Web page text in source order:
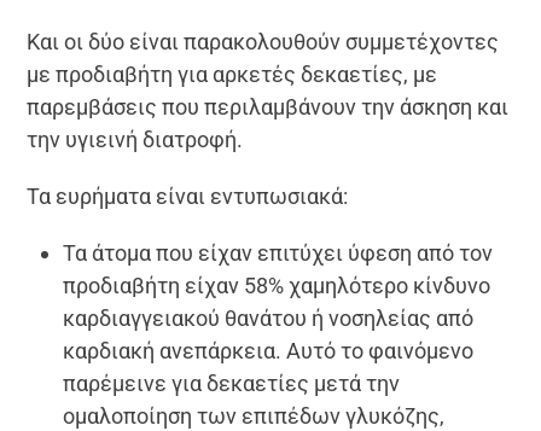
Και οι δύο είναι παρακολουθούν συμμετέχοντες
με προδιαβήτη για αρκετές δεκαετίες, με
παρεμβάσεις που περιλαμβάνουν την άσκηση και
την υγιεινή διατροφή.
Τα ευρήματα είναι εντυπωσιακά:
Τα άτομα που είχαν επιτύχει ύφεση από τον
προδιαβήτη είχαν 58% χαμηλότερο κίνδυνο
καρδιαγγειακού θανάτου ή νοσηλείας από
καρδιακή ανεπάρκεια. Αυτό το φαινόμενο
παρέμεινε για δεκαετίες μετά την
ομαλοποίηση των επιπέδων γλυκόζης,